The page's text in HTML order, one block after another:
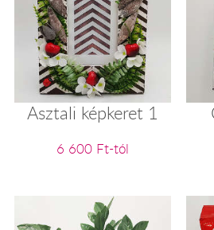
Asztali képkeret 1
6 600 Ft-tól